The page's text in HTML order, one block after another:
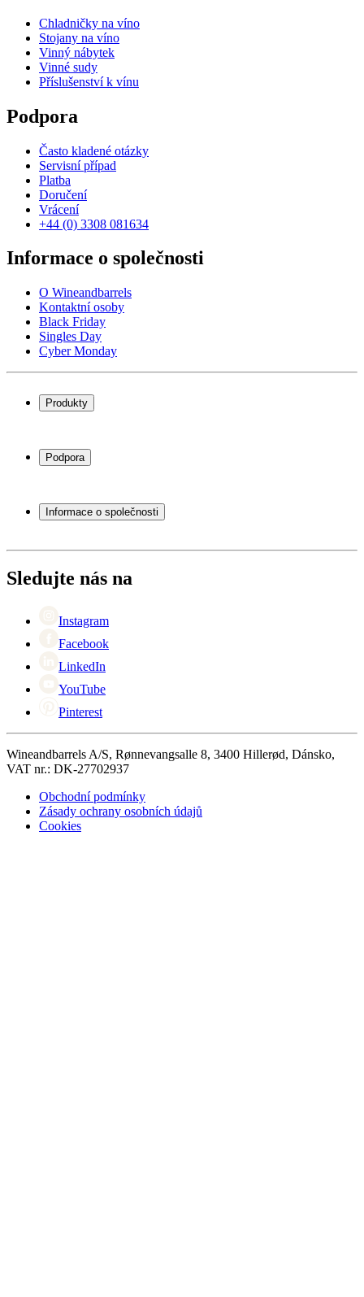
Chladničky na víno
Stojany na víno
Vinný nábytek
Vinné sudy
Příslušenství k vínu
Podpora
Často kladené otázky
Servisní případ
Platba
Doručení
Vrácení
+44 (0) 3308 081634
Informace o společnosti
O Wineandbarrels
Kontaktní osoby
Black Friday
Singles Day
Cyber Monday
Produkty
Stojany na víno
Vinný nábytek
Podpora
Servisní případ
Platba
Vrácení
Informace o společnosti
Black Friday
Singles Day
Sledujte nás na
Instagram
Facebook
LinkedIn
YouTube
Pinterest
Wineandbarrels A/S, Rønnevangsalle 8, 3400 Hillerød, Dánsko,
VAT nr.: DK-27702937
Obchodní podmínky
Zásady ochrany osobních údajů
Cookies